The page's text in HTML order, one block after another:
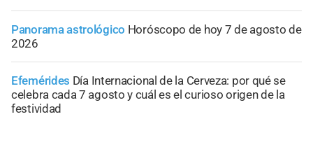
Panorama astrológico Horóscopo de hoy 7 de agosto de
2026
Efemérides Día Internacional de la Cerveza: por qué se
celebra cada 7 agosto y cuál es el curioso origen de la
festividad